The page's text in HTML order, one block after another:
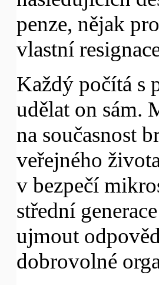
penze, nějak
vlastní
Každý počítá s
udělat on sám.
na současnost
veřejného
v bezpečí
střední
ujmout
dobrovolné